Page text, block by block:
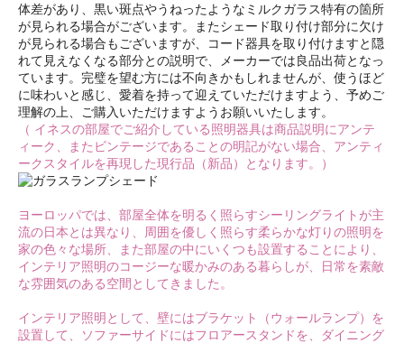
体差があり、黒い斑点やうねったようなミルクガラス特有の箇所
が見られる場合がございます。またシェード取り付け部分に欠け
が見られる場合もございますが、コード器具を取り付けますと隠
れて見えなくなる部分との説明で、メーカーでは良品出荷となっ
ています。完璧を望む方には不向きかもしれませんが、使うほど
に味わいと感じ、愛着を持って迎えていただけますよう、予めご
理解の上、ご購入いただけますようお願いいたします。
（ イネスの部屋でご紹介している照明器具は商品説明にアンテ
ィーク、またビンテージであることの明記がない場合、アンティ
ークスタイルを再現した現行品（新品）となります。）
ヨーロッパでは、部屋全体を明るく照らすシーリングライトが主
流の日本とは異なり、周囲を優しく照らす柔らかな灯りの照明を
家の色々な場所、また部屋の中にいくつも設置することにより、
インテリア照明のコージーな暖かみのある暮らしが、日常を素敵
な雰囲気のある空間としてきました。
インテリア照明として、壁にはブラケット（ウォールランプ）を
設置して、ソファーサイドにはフロアースタンドを、ダイニング